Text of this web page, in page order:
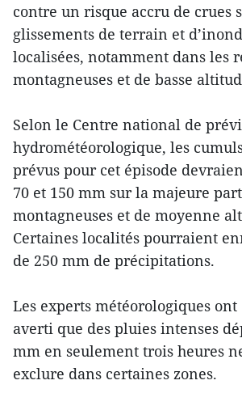
contre un risque accru de crues
glissements de terrain et
localisées, notamment dans les
montagneuses et de basse
Selon le Centre national de
hydrométéorologique, les
prévus pour cet épisode
70 et 150 mm sur la majeure
montagneuses et de moyenne
Certaines localités pourraient
de 250 mm de précipitations.
Les experts météorologiques
averti que des pluies intenses
mm en seulement trois heures
exclure dans certaines zones.